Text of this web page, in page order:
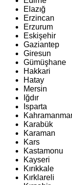
Elazığ
Erzincan
Erzurum
Eskişehir
Gaziantep
Giresun
Gümüşhane
Hakkari
Hatay
Mersin
Iğdır
Isparta
Karabük
Karaman
Kars
Kastamonu
Kayseri
Kırıkkale
Kırklareli